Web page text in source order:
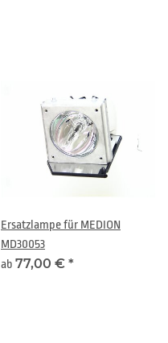
Ersatzlampe für MEDION
MD30053
ab 77,00 € *